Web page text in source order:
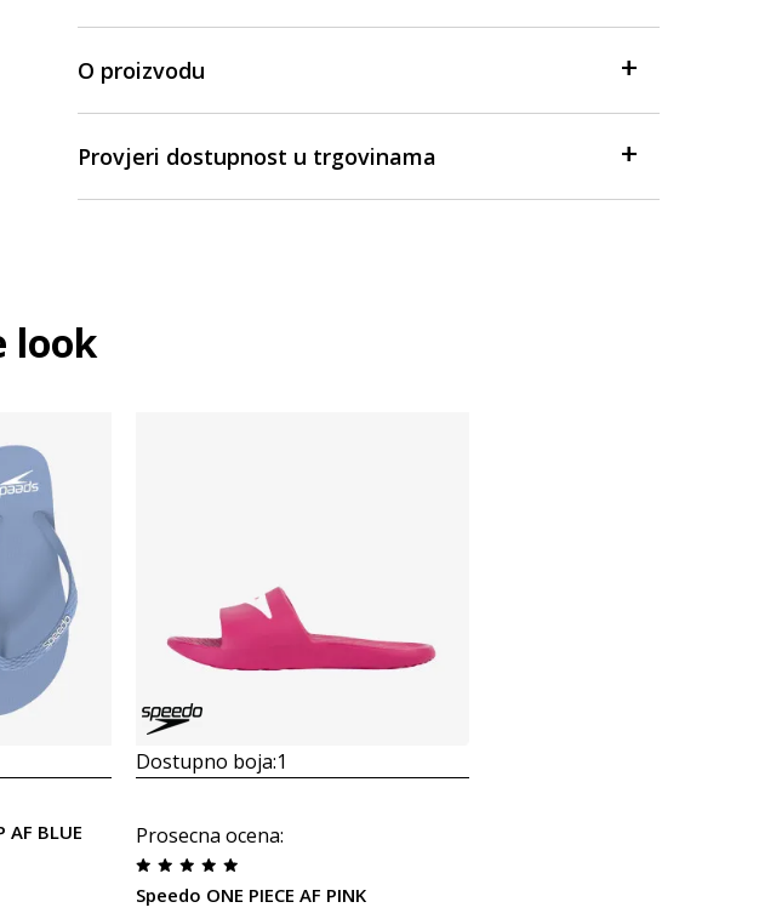
O proizvodu
Provjeri dostupnost u trgovinama
look
AF BLUE
Dostupno boja:1
Prosecna ocena:
Speedo ONE PIECE AF PINK